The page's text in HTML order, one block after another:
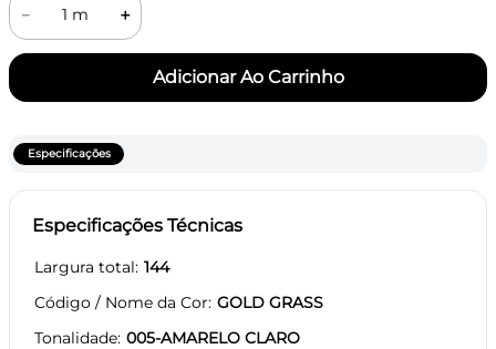
＋
－
Especificações
Especificações Técnicas
Largura total 144
Código / Nome da Cor GOLD GRASS
Tonalidade 005-AMARELO CLARO